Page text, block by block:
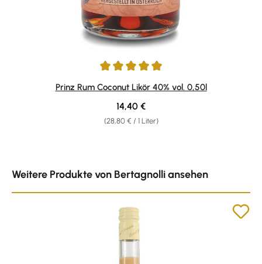
Durchschnittliche Bewertung von 4.92 von 5 Sternen
Prinz Rum Coconut Likör 40% vol. 0,50l
(28,80 € / 1 Liter)
Regulärer Preis:
14,40 €
Weitere Produkte von Bertagnolli ansehen